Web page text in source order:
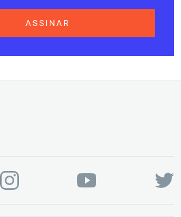
ASSINAR